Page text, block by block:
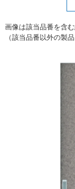
画像は該当品番を含む
（該当品番以外の製